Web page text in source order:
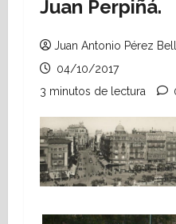
Juan Perpiñá.
Juan Antonio Pérez
04/10/2017
3 minutos de lectura